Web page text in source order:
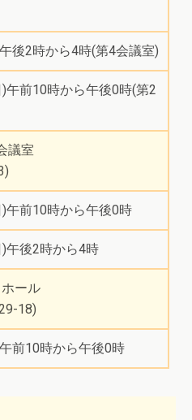
後2時から4時(第4会議室)
午前10時から午後0時(第2
議室
午前10時から午後0時
午後2時から4時
ール
18)
前10時から午後0時